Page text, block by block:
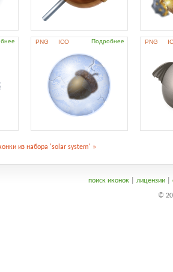
PNG ICO Подробнее PNG
из набора 'solar system' »
поиск иконок| лицензии|
©